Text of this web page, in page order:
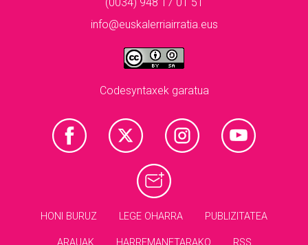
info@euskalerriairratia.eus
Codesyntaxek garatua
HONI BURUZ LEGE OHARRA PUBLIZITATEA